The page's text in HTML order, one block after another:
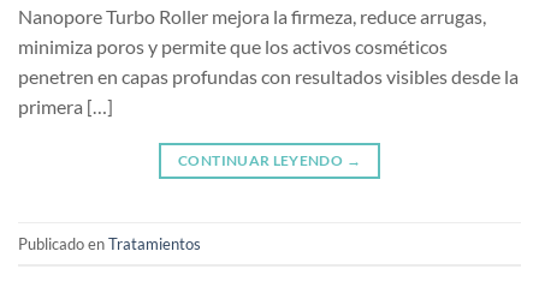
Nanopore Turbo Roller mejora la firmeza, reduce arrugas,
minimiza poros y permite que los activos cosméticos
penetren en capas profundas con resultados visibles desde la
primera […]
CONTINUAR LEYENDO →
Publicado enTratamientos